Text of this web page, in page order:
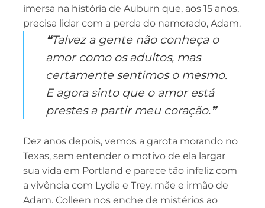
imersa na história de Auburn que, aos 15 anos,
precisa lidar com a perda do namorado, Adam.
❝Talvez a gente não conheça o
amor como os adultos, mas
certamente sentimos o mesmo.
E agora sinto que o amor está
prestes a partir meu coração.❞
Dez anos depois, vemos a garota morando no
Texas, sem entender o motivo de ela largar
sua vida em Portland e parece tão infeliz com
a vivência com Lydia e Trey, mãe e irmão de
Adam. Colleen nos enche de mistérios ao